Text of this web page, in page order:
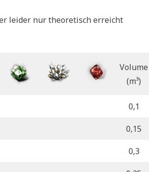
leider nur theoretisch erreicht
Volume
(m³)
0,1
0,15
0,3